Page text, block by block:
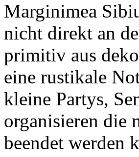
Marginimea
nicht direkt an
primitiv aus
eine rustikale
kleine Partys,
organisieren die
beendet werden